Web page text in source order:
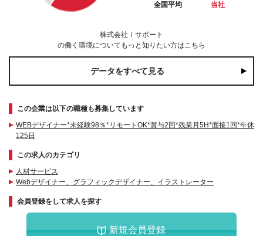
全国平均 当社
株式会社ｉサポート
の働く環境についてもっと知りたい方はこちら
データをすべて見る
この企業は以下の職種も募集しています
WEBデザイナー*未経験98％*リモートOK*賞与2回*残業月5H*面接1回*年休
125日
この求人のカテゴリ
人材サービス
Webデザイナー、グラフィックデザイナー、イラストレーター
会員登録をして求人を探す
新規会員登録